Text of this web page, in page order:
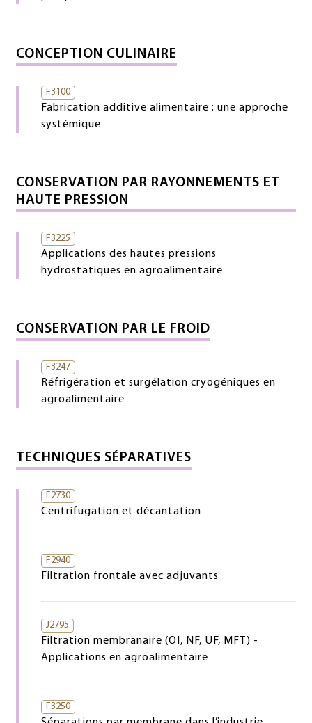
CONCEPTION CULINAIRE
F3100
Fabrication additive alimentaire : une approche
systémique
CONSERVATION PAR RAYONNEMENTS ET
HAUTE PRESSION
F3225
Applications des hautes pressions
hydrostatiques en agroalimentaire
CONSERVATION PAR LE FROID
F3247
Réfrigération et surgélation cryogéniques en
agroalimentaire
TECHNIQUES SÉPARATIVES
F2730
Centrifugation et décantation
F2940
Filtration frontale avec adjuvants
J2795
Filtration membranaire (OI, NF, UF, MFT) -
Applications en agroalimentaire
F3250